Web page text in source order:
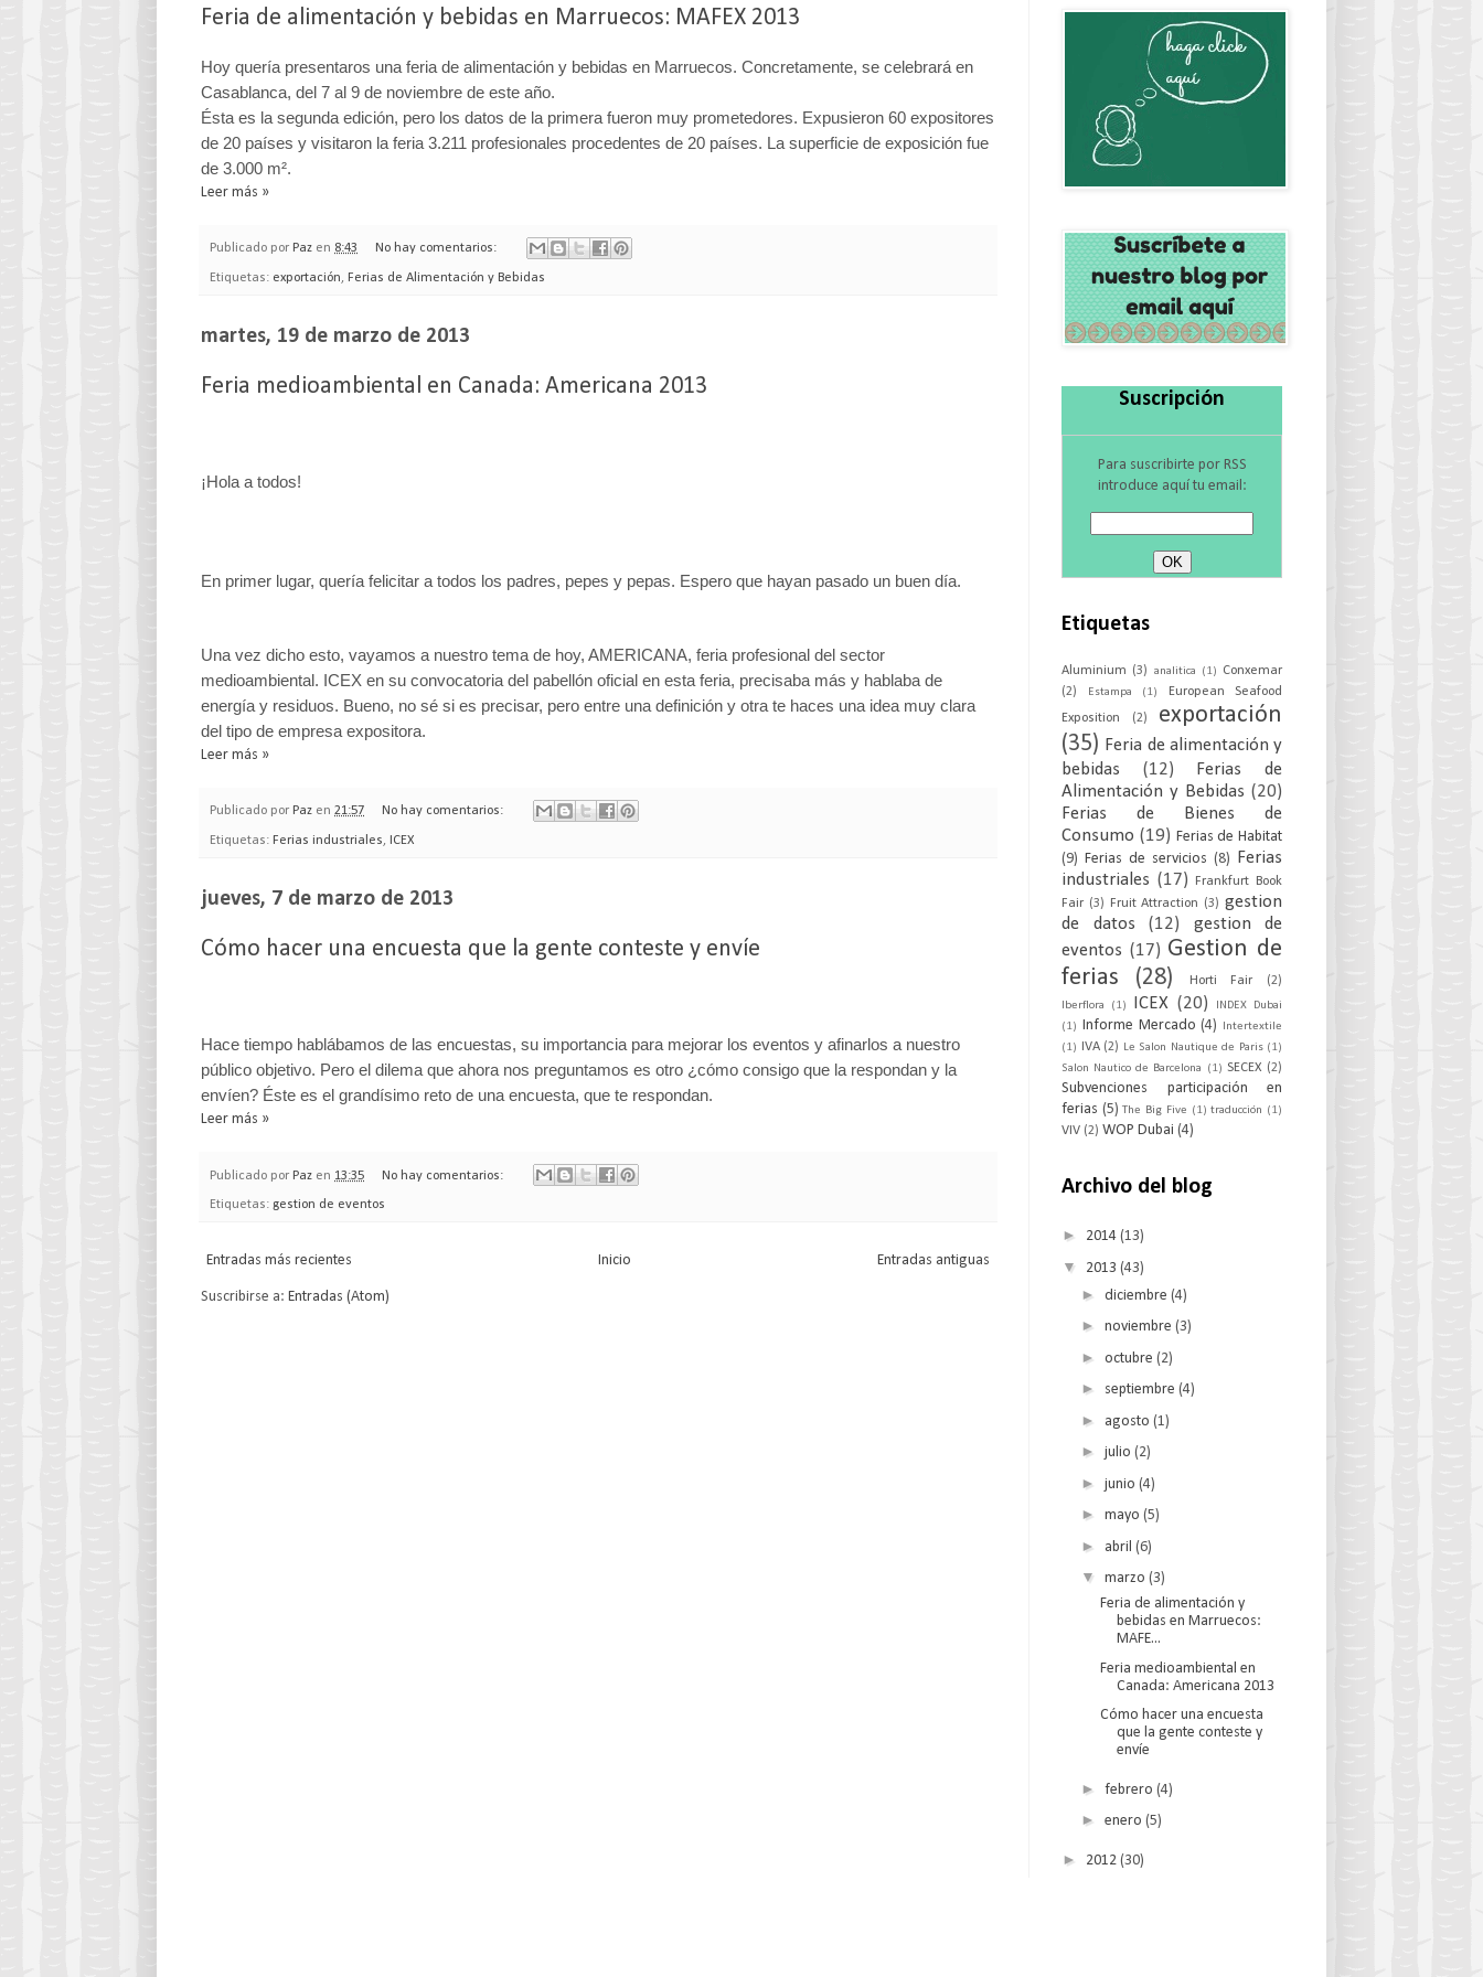
Feria de alimentación y bebidas en Marruecos: MAFEX 2013
Hoy quería presentaros una feria de alimentación y bebidas en Marruecos. Concretamente, se celebrará en
Casablanca, del 7 al 9 de noviembre de este año.
Ésta es la segunda edición, pero los datos de la primera fueron muy prometedores. Expusieron 60 expositores
de 20 países y visitaron la feria 3.211 profesionales procedentes de 20 países. La superficie de exposición fue
de 3.000 m².
Leer más »
Publicado por Paz en 8:43 No hay comentarios:
Etiquetas: exportación, Ferias de Alimentación y Bebidas
martes, 19 de marzo de 2013
Feria medioambiental en Canada: Americana 2013
¡Hola a todos!
En primer lugar, quería felicitar a todos los padres, pepes y pepas. Espero que hayan pasado un buen día.
Una vez dicho esto, vayamos a nuestro tema de hoy, AMERICANA, feria profesional del sector
medioambiental. ICEX en su convocatoria del pabellón oficial en esta feria, precisaba más y hablaba de
energía y residuos. Bueno, no sé si es precisar, pero entre una definición y otra te haces una idea muy clara
del tipo de empresa expositora.
Leer más »
Publicado por Paz en 21:57 No hay comentarios:
Etiquetas: Ferias industriales, ICEX
jueves, 7 de marzo de 2013
Cómo hacer una encuesta que la gente conteste y envíe
Hace tiempo hablábamos de las encuestas, su importancia para mejorar los eventos y afinarlos a nuestro
público objetivo. Pero el dilema que ahora nos preguntamos es otro ¿cómo consigo que la respondan y la
envíen? Éste es el grandísimo reto de una encuesta, que te respondan.
Leer más »
Publicado por Paz en 13:35 No hay comentarios:
Etiquetas: gestion de eventos
Entradas más recientes Entradas antiguas
Inicio
Suscribirse a: Entradas (Atom)
Suscripción
Para suscribirte por RSS
introduce aquí tu email:
Etiquetas
Aluminium (3) analitica (1)
Conxemar
(2)
Estampa (1)
European Seafood
Exposition
(2)
exportación
(35) Feria de alimentación y
bebidas
(12)
Ferias de
Alimentación y Bebidas (20)
Ferias de Bienes de
Consumo (19) Ferias de Habitat
(9) Ferias de servicios (8)
Ferias
industriales (17)
Frankfurt Book
Fair (3) Fruit Attraction (3) gestion
de datos
(12)
gestion de
eventos (17) Gestion de
ferias
(28) Horti Fair (2)
Iberflora (1) ICEX (20)
INDEX Dubai
(1)
Informe Mercado (4)
Intertextile
(1)
IVA (2) Le Salon Nautique de Paris (1)
Salon Nautico de Barcelona
(1) SECEX (2)
Subvenciones participación en
ferias (5) The Big Five (1) traducción (1)
VIV (2) WOP Dubai (4)
Archivo del blog
► 2014 (13)
▼ 2013 (43)
► diciembre (4)
► noviembre (3)
► octubre (2)
► septiembre (4)
► agosto (1)
► julio (2)
► junio (4)
► mayo (5)
► abril (6)
▼ marzo (3)
Feria de alimentación y
bebidas en Marruecos:
MAFE...
Feria medioambiental en
Canada: Americana 2013
Cómo hacer una encuesta
que la gente conteste y
envíe
► febrero (4)
► enero (5)
► 2012 (30)